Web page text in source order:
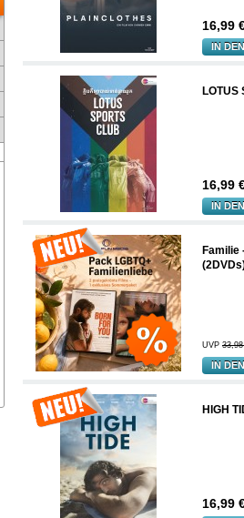
16,99
IN
LOTUS
16,99
IN
Familie
UVP
IN
HIGH
16,99